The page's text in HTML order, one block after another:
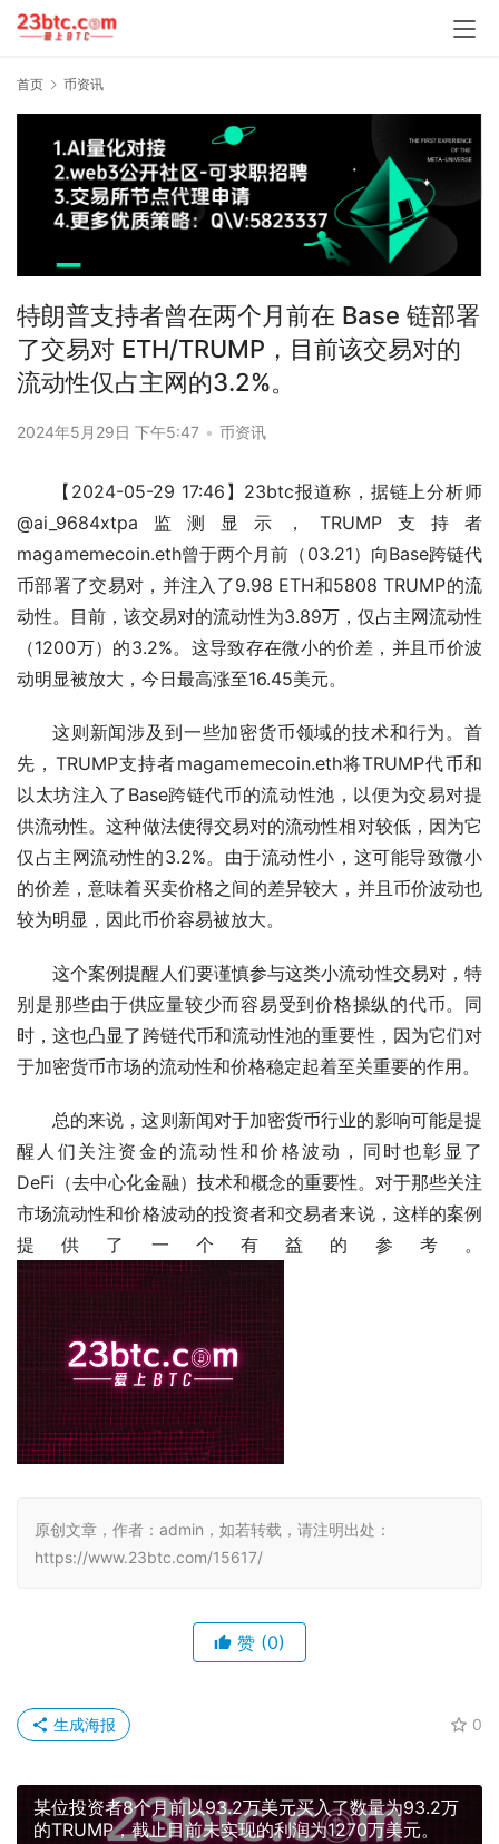
首页 币资讯
特朗普支持者曾在两个月前在 Base 链部署
了交易对 ETH/TRUMP，目前该交易对的
流动性仅占主网的3.2%。
2024年5月29日 下午5:47 • 币资讯
【2024-05-29 17:46】23btc报道称，据链上分析师
@ai_9684xtpa监测显示，TRUMP支持者
magamemecoin.eth曾于两个月前（03.21）向Base跨链代
币部署了交易对，并注入了9.98 ETH和5808 TRUMP的流
动性。目前，该交易对的流动性为3.89万，仅占主网流动性
（1200万）的3.2%。这导致存在微小的价差，并且币价波
动明显被放大，今日最高涨至16.45美元。
这则新闻涉及到一些加密货币领域的技术和行为。首
先，TRUMP支持者magamemecoin.eth将TRUMP代币和
以太坊注入了Base跨链代币的流动性池，以便为交易对提
供流动性。这种做法使得交易对的流动性相对较低，因为它
仅占主网流动性的3.2%。由于流动性小，这可能导致微小
的价差，意味着买卖价格之间的差异较大，并且币价波动也
较为明显，因此币价容易被放大。
这个案例提醒人们要谨慎参与这类小流动性交易对，特
别是那些由于供应量较少而容易受到价格操纵的代币。同
时，这也凸显了跨链代币和流动性池的重要性，因为它们对
于加密货币市场的流动性和价格稳定起着至关重要的作用。
总的来说，这则新闻对于加密货币行业的影响可能是提
醒人们关注资金的流动性和价格波动，同时也彰显了
DeFi（去中心化金融）技术和概念的重要性。对于那些关注
市场流动性和价格波动的投资者和交易者来说，这样的案例
提供了一个有益的参考。
原创文章，作者：admin，如若转载，请注明出处：
https://www.23btc.com/15617/
赞 (0)
0
生成海报
某位投资者8个月前以93.2万美元买入了数量为93.2万
的TRUMP，截止目前未实现的利润为1270万美元。